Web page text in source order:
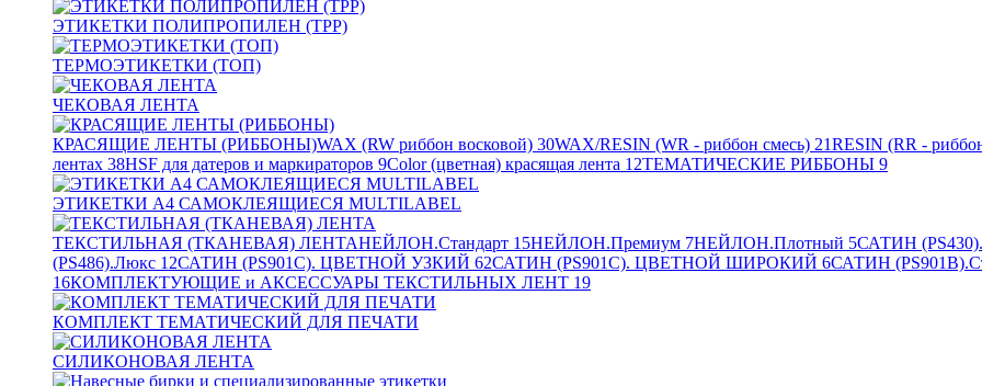
ЭТИКЕТКИ ПОЛИПРОПИЛЕН (TPP)
ТЕРМОЭТИКЕТКИ (ТОП)
ЧЕКОВАЯ ЛЕНТА
КРАСЯЩИЕ ЛЕНТЫ (РИББОНЫ)WAX (RW риббон восковой) 30WAX/RESIN (WR - риббон смесь) 21RESIN (RR -
лентах 38HSF для датеров и маркираторов 9Color (цветная) красящая лента 12ТЕМАТИЧЕСКИЕ РИББОНЫ 9
ЭТИКЕТКИ А4 САМОКЛЕЯЩИЕСЯ MULTILABEL
ТЕКСТИЛЬНАЯ (ТКАНЕВАЯ) ЛЕНТАНЕЙЛОН.Стандарт 15НЕЙЛОН.Премиум 7НЕЙЛОН.Плотный 5САТИН
(PS486).Люкс 12САТИН (PS901C). ЦВЕТНОЙ УЗКИЙ 62САТИН (PS901C). ЦВЕТНОЙ ШИРОКИЙ 6САТИН
16КОМПЛЕКТУЮЩИЕ и АКСЕССУАРЫ ТЕКСТИЛЬНЫХ ЛЕНТ 19
КОМПЛЕКТ ТЕМАТИЧЕСКИЙ ДЛЯ ПЕЧАТИ
СИЛИКОНОВАЯ ЛЕНТА